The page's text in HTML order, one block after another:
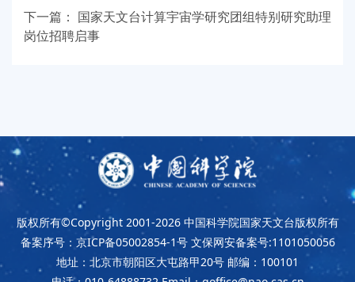
下一篇： 国家天文台计算宇宙学研究团组特别研究助理
岗位招聘启事
版权所有©Copyright 2001-2026 中国科学院国家天文台版权所有
备案序号：京ICP备05002854-1号 文保网安备案号:1101050056
地址：北京市朝阳区大屯路甲20号 邮编：100101